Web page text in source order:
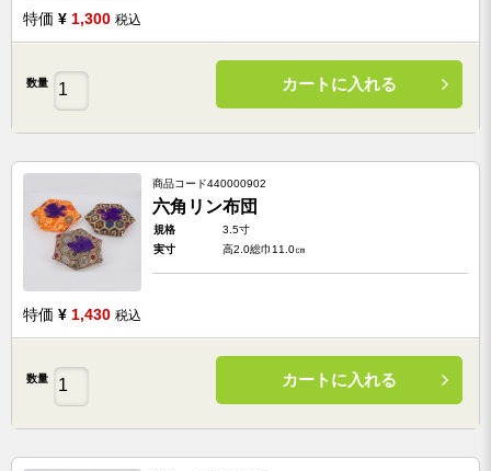
特価 ¥ 1,300 税込
数量 カートに入れる
商品コード440000902
六角リン布団
規格
3.5寸
実寸
高2.0総巾11.0㎝
特価 ¥ 1,430 税込
数量 カートに入れる